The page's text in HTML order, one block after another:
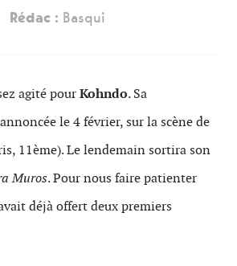
Rédac : Basqui
agité pourKohndo. Sa
le 4 février, sur la scène de
11ème). Le lendemain sortira son
Muros. Pour nous faire patienter
déjà offert deux premiers